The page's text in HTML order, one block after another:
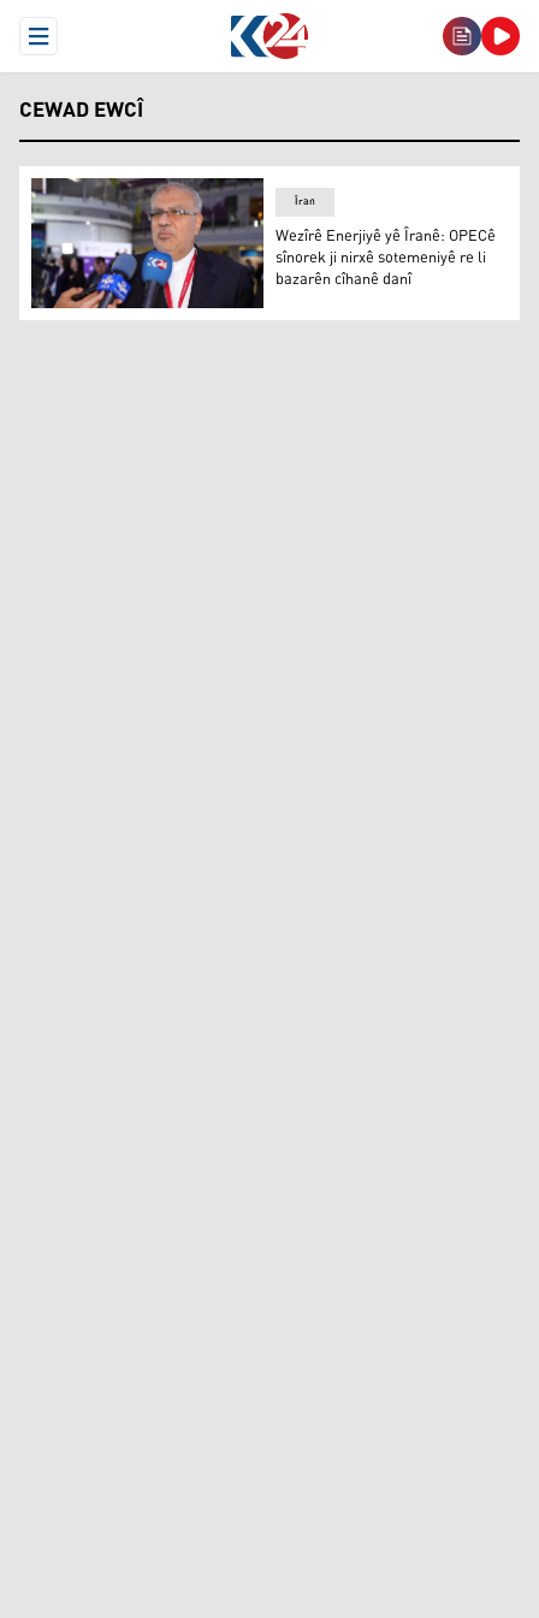
Open Menu
CEWAD EWCÎ
Wezîrê Enerjiyê yê Îranê: OPECê sînorek ji nirxê
Îran
Wezîrê Enerjiyê yê Îranê: OPECê
sînorek ji nirxê sotemeniyê re li
bazarên cîhanê danî